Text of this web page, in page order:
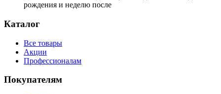
рождения и неделю после
Каталог
Все товары
Акции
Профессионалам
Покупателям